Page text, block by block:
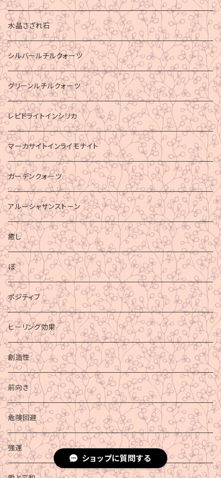
水晶さざれ石
シルバールチルクォーツ
グリーンルチルクォーツ
レピドライトインシリカ
マーカサイトインライモナイト
ガーデンクォーツ
アルーシャサンストーン
癒し
ぼ
ポジティブ
ヒーリング効果
創造性
前向き
危険回避
強運
ショップに質問する